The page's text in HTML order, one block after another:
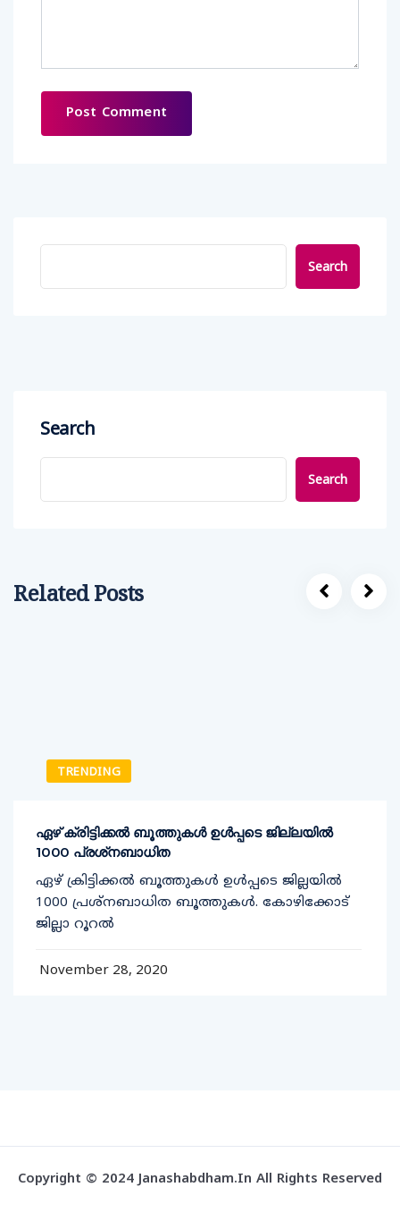
Search
Search
Search
Related Posts
TRENDING
ഏഴ് ക്രിട്ടിക്കല്‍ ബൂത്തുകള്‍ ഉള്‍പ്പടെ ജില്ലയില്‍
1000 പ്രശ്‌നബാധിത
ഏഴ് ക്രിട്ടിക്കല്‍ ബൂത്തുകള്‍ ഉള്‍പ്പടെ ജില്ലയില്‍
1000 പ്രശ്‌നബാധിത ബൂത്തുകള്‍. കോഴിക്കോട്
ജില്ലാ റൂറല്‍
November 28, 2020
Copyright © 2024 Janashabdham.in All Rights Reserved